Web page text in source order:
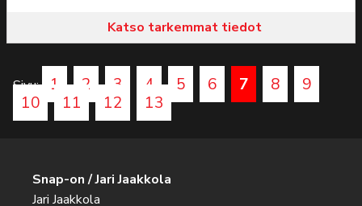
Katso tarkemmat tiedot
Sivu: 1 2 3 4 5 6 7 8
9
10
11 12 13
Snap-on / Jari Jaakkola
Jari Jaakkola